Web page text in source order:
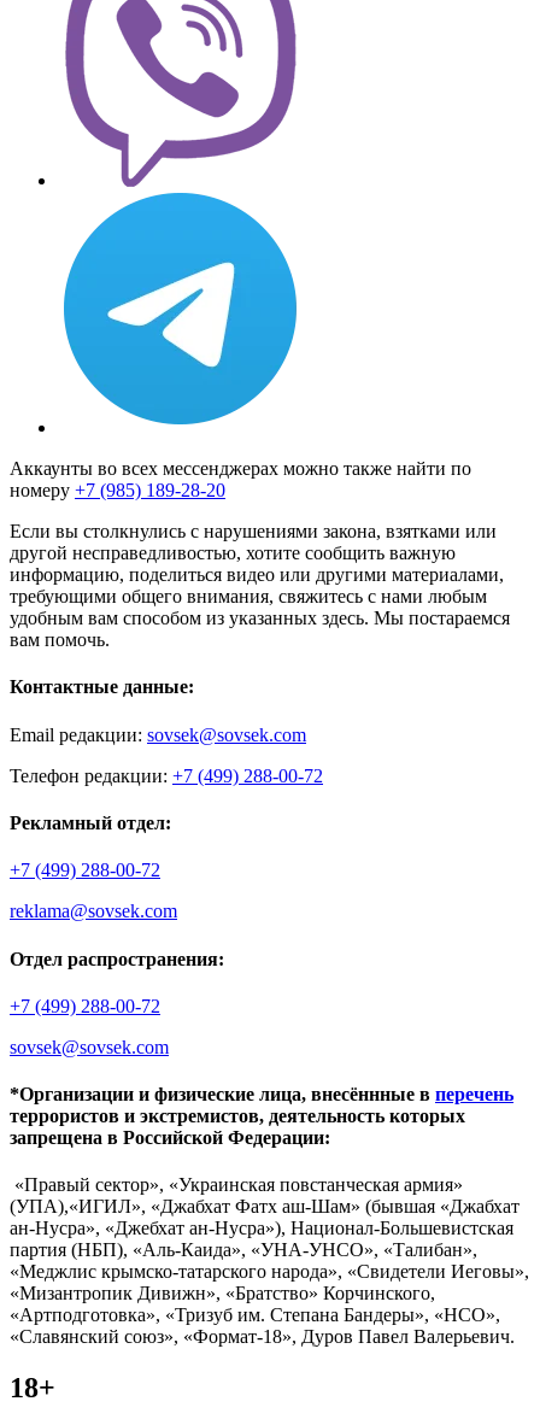
Аккаунты во всех мессенджерах можно также найти по
номеру +7 (985) 189-28-20
Если вы столкнулись с нарушениями закона, взятками или
другой несправедливостью, хотите сообщить важную
информацию, поделиться видео или другими материалами,
требующими общего внимания, свяжитесь с нами любым
удобным вам способом из указанных здесь. Мы постараемся
вам помочь.
Контактные данные:
Email редакции: sovsek@sovsek.com
Телефон редакции: +7 (499) 288-00-72
Рекламный отдел:
+7 (499) 288-00-72
reklama@sovsek.com
Отдел распространения:
+7 (499) 288-00-72
sovsek@sovsek.com
*Организации и физические лица, внесённные в перечень
террористов и экстремистов, деятельность которых
запрещена в Российской Федерации:
«Правый сектор», «Украинская повстанческая армия»
(УПА),«ИГИЛ», «Джабхат Фатх аш-Шам» (бывшая «Джабхат
ан-Нусра», «Джебхат ан-Нусра»), Национал-Большевистская
партия (НБП), «Аль-Каида», «УНА-УНСО», «Талибан»,
«Меджлис крымско-татарского народа», «Свидетели Иеговы»,
«Мизантропик Дивижн», «Братство» Корчинского,
«Артподготовка», «Тризуб им. Степана Бандеры», «НСО»,
«Славянский союз», «Формат-18», Дуров Павел Валерьевич.
18+